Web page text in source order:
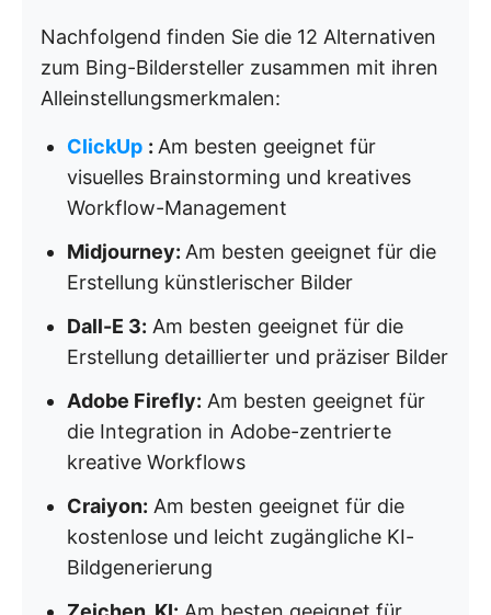
Nachfolgend finden Sie die 12 Alternativen
zum Bing-Bildersteller zusammen mit ihren
Alleinstellungsmerkmalen:
ClickUp : Am besten geeignet für
visuelles Brainstorming und kreatives
Workflow-Management
Midjourney: Am besten geeignet für die
Erstellung künstlerischer Bilder
Dall-E 3: Am besten geeignet für die
Erstellung detaillierter und präziser Bilder
Adobe Firefly: Am besten geeignet für
die Integration in Adobe-zentrierte
kreative Workflows
Craiyon: Am besten geeignet für die
kostenlose und leicht zugängliche KI-
Bildgenerierung